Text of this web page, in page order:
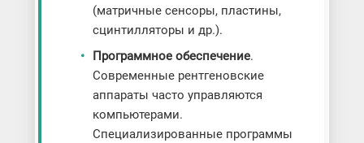
(матричные сенсоры, пластины,
сцинтилляторы и др.).
Программное обеспечение.
Современные рентгеновские
аппараты часто управляются
компьютерами.
Специализированные программы